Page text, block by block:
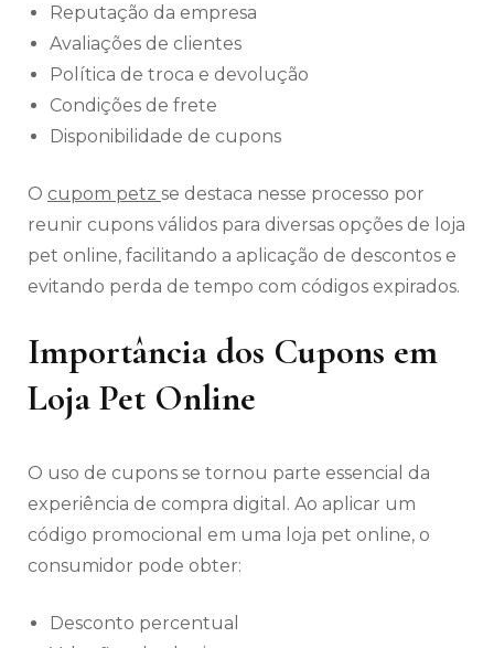
Reputação da empresa
Avaliações de clientes
Política de troca e devolução
Condições de frete
Disponibilidade de cupons
O cupom petz se destaca nesse processo por
reunir cupons válidos para diversas opções de loja
pet online, facilitando a aplicação de descontos e
evitando perda de tempo com códigos expirados.
Importância dos Cupons em
Loja Pet Online
O uso de cupons se tornou parte essencial da
experiência de compra digital. Ao aplicar um
código promocional em uma loja pet online, o
consumidor pode obter:
Desconto percentual